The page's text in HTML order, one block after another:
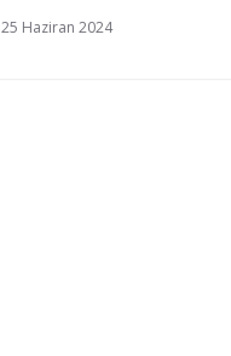
25 Haziran 2024